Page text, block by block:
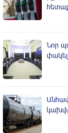
Նոր